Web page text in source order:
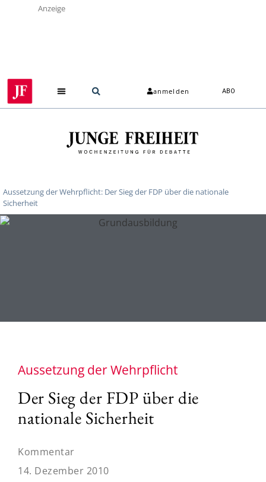
Anzeige
anmelden ABO
Aussetzung der Wehrpflicht: Der Sieg der FDP über die nationale
Sicherheit
Aussetzung der Wehrpflicht
Der Sieg der FDP über die
nationale Sicherheit
Kommentar
14. Dezember 2010